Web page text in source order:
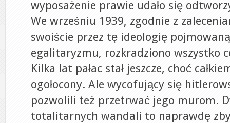
wyposażenie prawie udało się
We wrześniu 1939, zgodnie z
swoiście przez tę ideologię
egalitaryzmu, rozkradziono wszystko
Kilka lat pałac stał jeszcze, choć
ogołocony. Ale wycofujący się
pozwolili też przetrwać jego murom.
totalitarnych wandali to naprawdę